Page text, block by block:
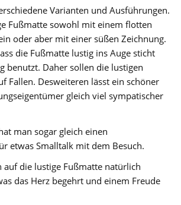
Varianten und Ausführungen.
Fußmatte sowohl mit einem flotten
oder aber mit einer süßen Zeichnung.
die Fußmatte lustig ins Auge sticht
benutzt. Daher sollen die lustigen
Fallen. Desweiteren lässt ein schöner
gleich viel sympatischer
man sogar gleich einen
etwas Smalltalk mit dem Besuch.
auf die lustige Fußmatte natürlich
das Herz begehrt und einem Freude